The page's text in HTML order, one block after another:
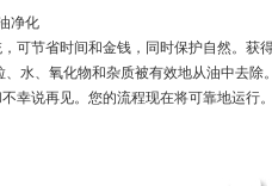
净化
可节省时间和金钱，同时保护自然。获
水、氧化物和杂质被有效地从油中去
幸说再见。您的流程现在将可靠地运行